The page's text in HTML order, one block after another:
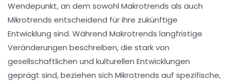
Wendepunkt, an dem sowohl Makrotrends als auch
Mikrotrends entscheidend für ihre zukünftige
Entwicklung sind. Während Makrotrends langfristige
Veränderungen beschreiben, die stark von
gesellschaftlichen und kulturellen Entwicklungen
geprägt sind, beziehen sich Mikrotrends auf spezifische,